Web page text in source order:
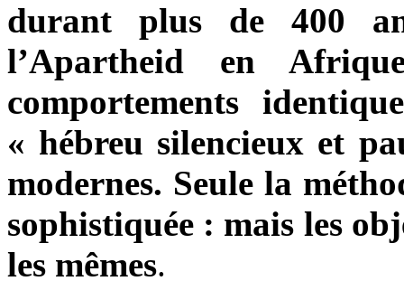
durant plus de 400
l’Apartheid en
comportements
« hébreu silencieux et
modernes. Seule la
sophistiquée : mais les
les mêmes.